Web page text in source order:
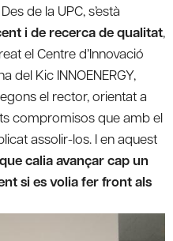
Des de la UPC, s’està
i de recerca de qualitat,
el Centre d’Innovació
del Kic INNOENERGY,
el rector, orientat a
compromisos que amb el
assolir-los. I en aquest
calia avançar cap un
si es volia fer front als